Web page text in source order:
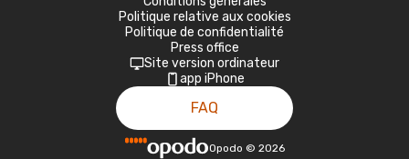
Politique relative aux cookies
Politique de confidentialité
Press office
Site version ordinateur
app iPhone
FAQ
Opodo © 2026